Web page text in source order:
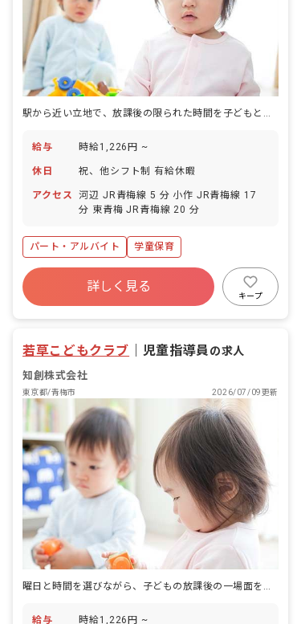
駅から近い立地で、放課後の限られた時間を子どもと過ごす仕事です。
給与 時給1,226円 ~
休日 祝、他シフト制 有給休暇
アクセス
河辺 JR青梅線 5 分 小作 JR青梅線 17
分 東青梅 JR青梅線 20 分
パート・アルバイト 学童保育
詳しく見る
キープ
若草こどもクラブ 児童指導員の求人
知創株式会社
東京都/青梅市 2026/07/09更新
曜日と時間を選びながら、子どもの放課後の一場面を担うシフト制の仕事です。
給与 時給1,226円 ~